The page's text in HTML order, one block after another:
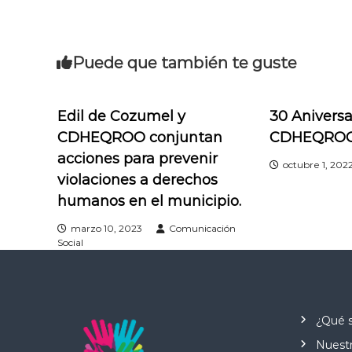
e
a
c
i
ó
Puede que también te guste
Edil de Cozumel y
CDHEQROO conjuntan
acciones para prevenir
violaciones a derechos
humanos en el municipio.
marzo 10, 2023
Comunicación
Social
30
octubre 1, 2022
¿Qué